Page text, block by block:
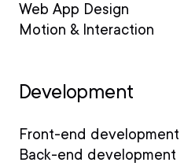
Web App Design
Motion & Interaction
Development
Front-end development
Back-end development